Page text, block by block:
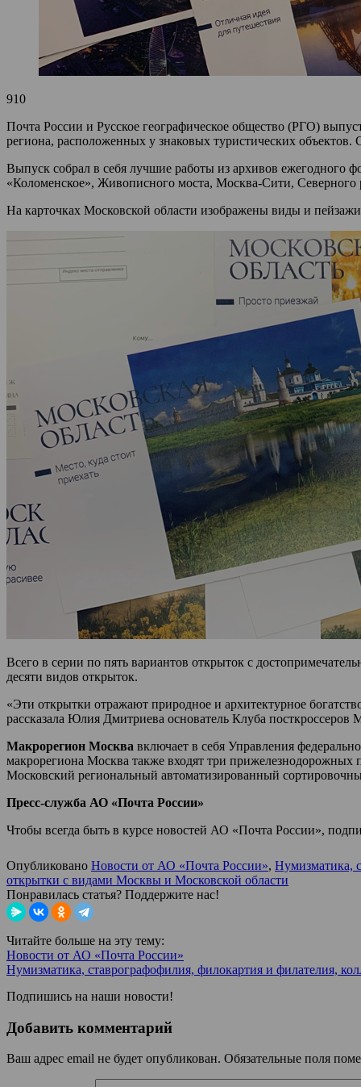
910
Почта России и Русское географическое общество (РГО)
региона, расположенных у знаковых туристических
Выпуск собрал в себя лучшие работы из архивов ежегодного
«Коломенское», Живописного моста, Москва-Сити, Северного
На карточках Московской области изображены виды и
Всего в серии по пять вариантов открыток с
десяти видов открыток.
«Эти открытки отражают природное и архитектурное
рассказала Юлия Дмитриева основатель Клуба посткроссеров
Макрорегион Москва включает в себя Управления
макрорегиона Москва также входят три
Московский региональный автоматизированный
Пресс-служба АО «Почта России»
Чтобы всегда быть в курсе новостей АО «Почта России»,
Опубликовано Новости от АО «Почта России», Нумизматика,
открытки с видами Москвы и Московской области
Понравилась статья? Поддержите нас!
Читайте больше на эту тему:
Новости от АО «Почта России»
Нумизматика, ставрографофилия, филокартия и филателия,
Подпишись на наши новости!
Добавить комментарий
Ваш адрес email не будет опубликован. Обязательные поля